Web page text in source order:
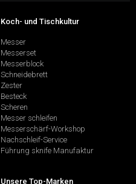
Koch- und Tischkultur
Messer
Messerset
Messerblock
Schneidebrett
Zester
Besteck
Scheren
Messer schleifen
Messerschärf-Workshop
Nachschleif-Service
Führung sknife Manufaktur
Unsere Top-Marken